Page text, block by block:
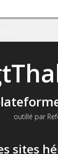
outillé par
sites